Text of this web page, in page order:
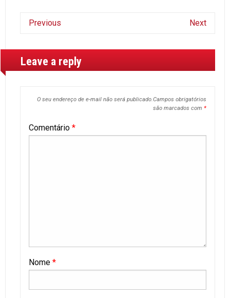
Previous Next
Leave a reply
O seu endereço de e-mail não será publicado.Campos obrigatórios
são marcados com *
Comentário *
Nome *